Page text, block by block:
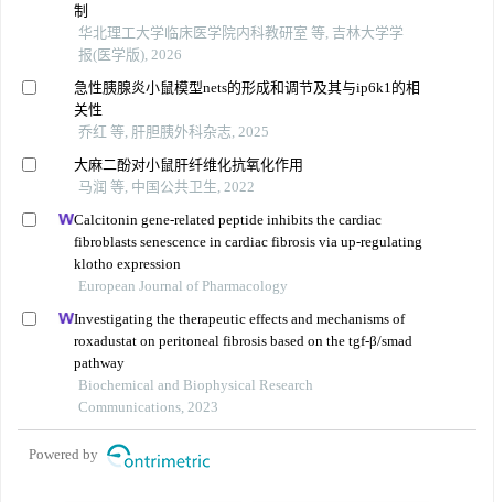
制
华北理工大学临床医学院内科教研室 等, 吉林大学学
报(医学版), 2026
急性胰腺炎小鼠模型nets的形成和调节及其与ip6k1 的相
关性
乔红 等, 肝胆胰外科杂志, 2025
大麻二酚对小鼠肝纤维化抗氧化作用
马润 等, 中国公共卫生, 2022
Calcitonin gene-related peptide inhibits the cardiac
fibroblasts senescence in cardiac fibrosis via up-regulating
klotho expression
European Journal of Pharmacology
Investigating the therapeutic effects and mechanisms of
roxadustat on peritoneal fibrosis based on the tgf-β/smad
pathway
Biochemical and Biophysical Research
Communications, 2023
Powered by